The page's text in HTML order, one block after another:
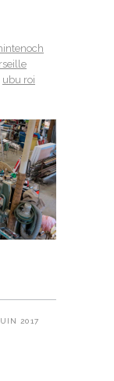
ubu roi
2017